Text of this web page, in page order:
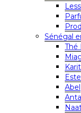
Sénégal
Thé
Abel